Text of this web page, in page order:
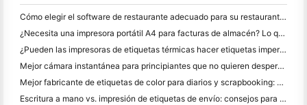
Cómo elegir el software de restaurante adecuado para su restaurante pequeño o mediano
¿Necesita una impresora portátil A4 para facturas de almacén? Lo que realmente funciona
¿Pueden las impresoras de etiquetas térmicas hacer etiquetas impermeables para productos de pequeñas empresas?
Mejor cámara instantánea para principiantes que no quieren desperdiciar papel
Mejor fabricante de etiquetas de color para diarios y scrapbooking: Añadir más color a cada página
Escritura a mano vs. impresión de etiquetas de envío: consejos para las pequeñas empresas en 2026